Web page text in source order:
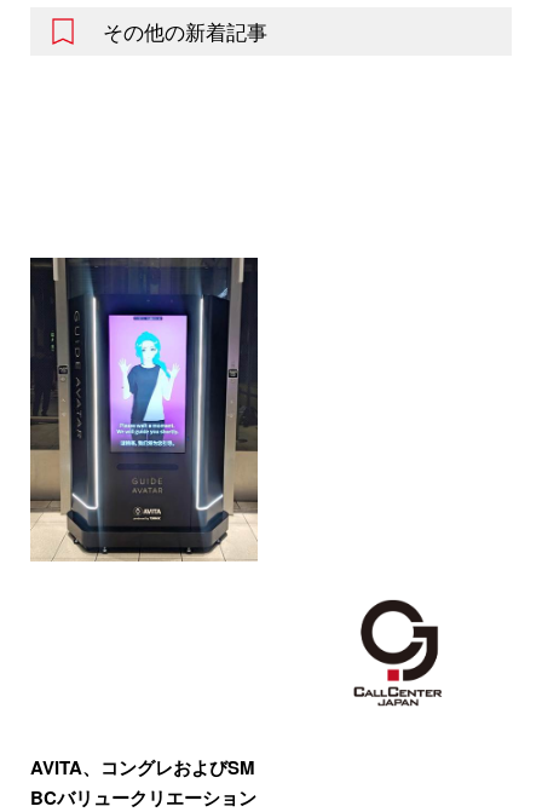
その他の新着記事
AVITA、コングレおよびSM
BCバリュークリエーション